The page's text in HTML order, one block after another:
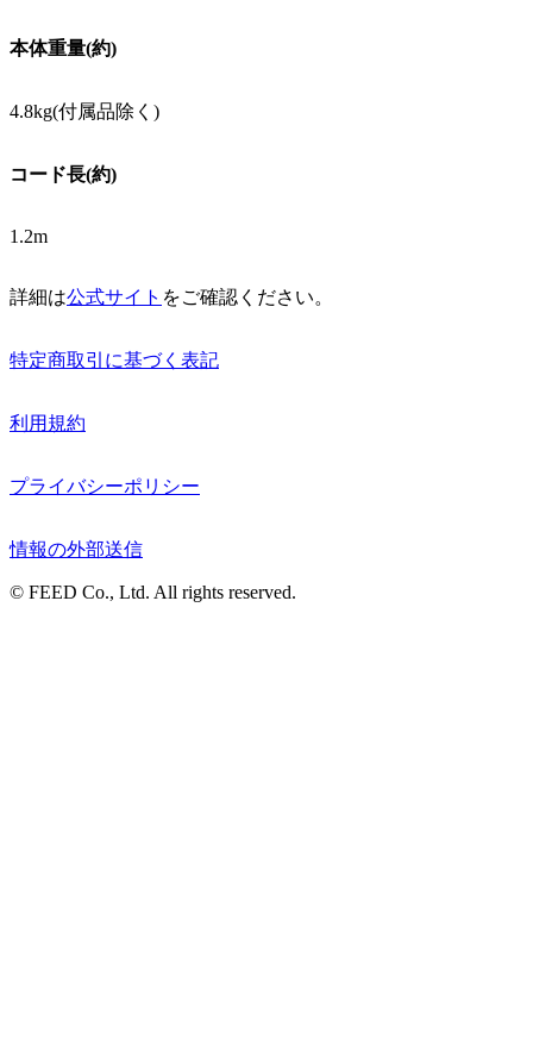
本体重量(約)
4.8kg(付属品除く)
コード長(約)
1.2m
詳細は公式サイト をご確認ください。
特定商取引に基づく表記
利用規約
プライバシーポリシー
情報の外部送信
© FEED Co., Ltd. All rights reserved.